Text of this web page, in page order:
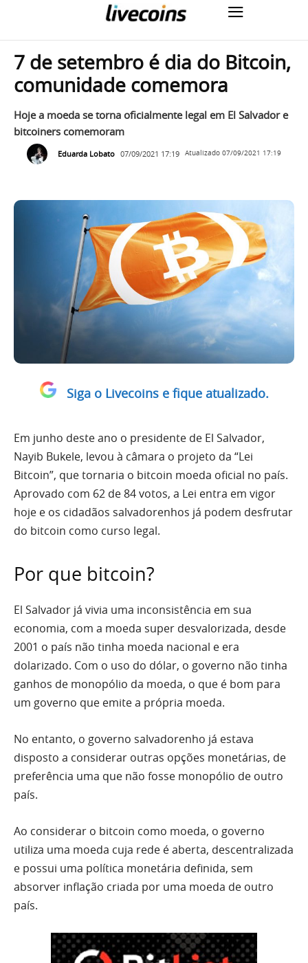
7 de setembro é dia do Bitcoin,
comunidade comemora
Hoje a moeda se torna oficialmente legal em El Salvador e
bitcoiners comemoram
Eduarda Lobato 07/09/2021 17:19 Atualizado 07/09/2021 17:19
Siga o Livecoins e fique atualizado.
Em junho deste ano o presidente de El Salvador,
Nayib Bukele, levou à câmara o projeto da “Lei
Bitcoin”, que tornaria o bitcoin moeda oficial no país.
Aprovado com 62 de 84 votos, a Lei entra em vigor
hoje e os cidadãos salvadorenhos já podem desfrutar
do bitcoin como curso legal.
Por que bitcoin?
El Salvador já vivia uma inconsistência em sua
economia, com a moeda super desvalorizada, desde
2001 o país não tinha moeda nacional e era
dolarizado. Com o uso do dólar, o governo não tinha
ganhos de monopólio da moeda, o que é bom para
um governo que emite a própria moeda.
No entanto, o governo salvadorenho já estava
disposto a considerar outras opções monetárias, de
preferência uma que não fosse monopólio de outro
país.
Ao considerar o bitcoin como moeda, o governo
utiliza uma moeda cuja rede é aberta, descentralizada
e possui uma política monetária definida, sem
absorver inflação criada por uma moeda de outro
país.